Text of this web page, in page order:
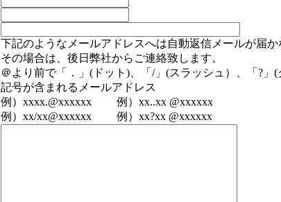
下記のようなメールアドレスへは自動返信メールが届か
その場合は、後日弊社からご連絡致します。
＠より前で「．」(ドット)、「/」(スラッシュ）、「?」
記号が含まれるメールアドレス
例）xxxx.@xxxxxx 例）xx..xx @xxxxxx
例）xx/xx@xxxxxx 例）xx?xx @xxxxxx